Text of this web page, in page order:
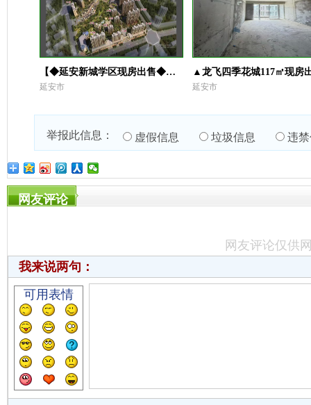
【◆延安新城学区现房出售◆】：
延安市
▲龙飞四季花城117㎡现房
延安市
举报此信息： 虚假信息 垃圾信息 违
网友评论
网友评论仅供
我来说两句：
可用表情